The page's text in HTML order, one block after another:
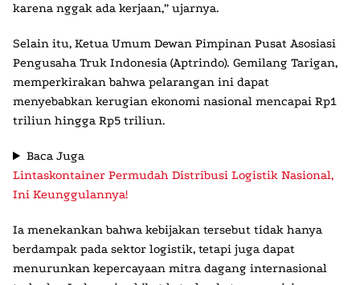
karena nggak ada kerjaan,” ujarnya.
Selain itu, Ketua Umum Dewan Pimpinan Pusat Asosiasi
Pengusaha Truk Indonesia (Aptrindo). Gemilang Tarigan,
memperkirakan bahwa pelarangan ini dapat
menyebabkan kerugian ekonomi nasional mencapai Rp1
triliun hingga Rp5 triliun.
Baca Juga
Lintaskontainer Permudah Distribusi Logistik Nasional,
Ini Keunggulannya!
Ia menekankan bahwa kebijakan tersebut tidak hanya
berdampak pada sektor logistik, tetapi juga dapat
menurunkan kepercayaan mitra dagang internasional